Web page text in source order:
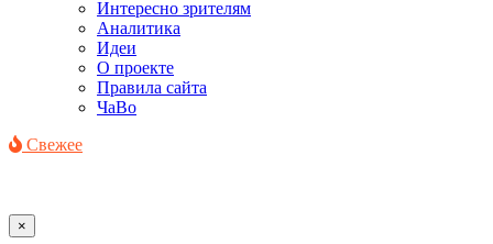
Интересно зрителям
Аналитика
Идеи
О проекте
Правила сайта
ЧаВо
Свежее
×